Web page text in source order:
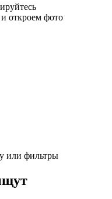
откроем фото
или фильтры